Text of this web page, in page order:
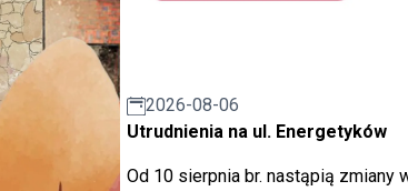
2026-08-06
Utrudnienia na ul. Energetyków
Od 10 sierpnia br. nastąpią zmiany